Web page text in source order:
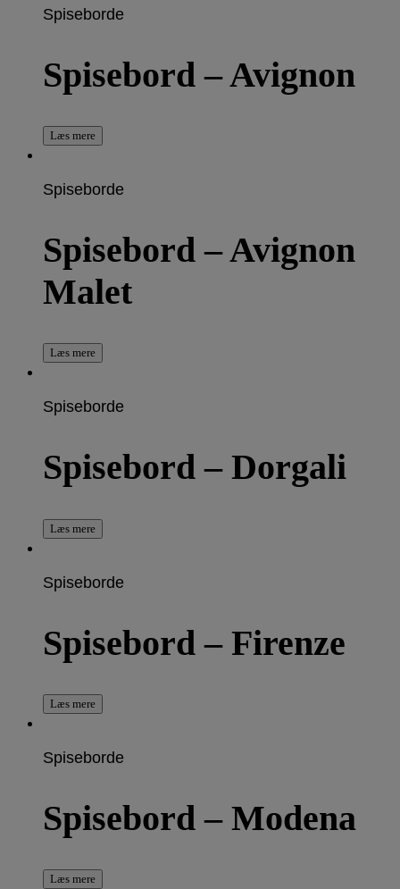
Spiseborde
Spisebord – Avignon
Læs mere
Spiseborde
Spisebord – Avignon
Malet
Læs mere
Spiseborde
Spisebord – Dorgali
Læs mere
Spiseborde
Spisebord – Firenze
Læs mere
Spiseborde
Spisebord – Modena
Læs mere